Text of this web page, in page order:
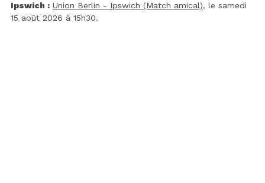
Ipswich : Union Berlin - Ipswich (Match amical), le samedi
15 août 2026 à 15h30.